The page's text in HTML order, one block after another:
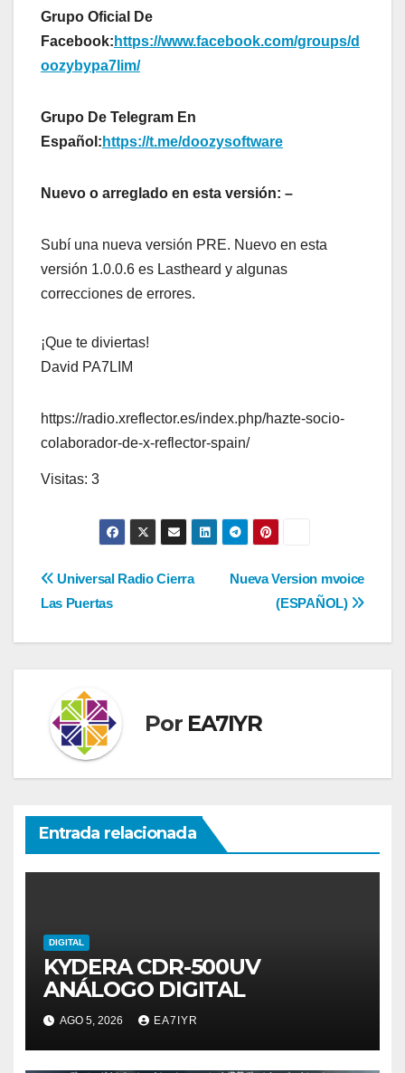
Grupo Oficial De
Facebook: https://www.facebook.com/groups/d
oozybypa7lim/
Grupo De Telegram En
Español: https://t.me/doozysoftware
Nuevo o arreglado en esta versión: –
Subí una nueva versión PRE. Nuevo en esta
versión 1.0.0.6 es Lastheard y algunas
correcciones de errores.
¡Que te diviertas!
David PA7LIM
https://radio.xreflector.es/index.php/hazte-socio-
colaborador-de-x-reflector-spain/
Visitas: 3
Navegación
Nueva Version mvoice
(ESPAÑOL)
Universal Radio Cierra
Las Puertas
Por EA7IYR
Entrada relacionada
DIGITAL
KYDERA CDR-500UV
ANÁLOGO DIGITAL
AGO 5, 2026 EA7IYR